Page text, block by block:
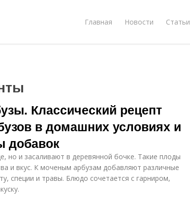
Главная Новости Статьи
Классический рецепт
в домашних условиях и
добавок
но и засаливают в деревянной бочке. Такие плоды
и вкус. К моченым арбузам добавляют различные
специи и травы. Блюдо сочетается с гарниром,